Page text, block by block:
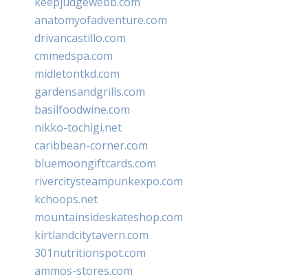
anatomyofadventure.com
drivancastillo.com
cmmedspa.com
midletontkd.com
gardensandgrills.com
basilfoodwine.com
nikko-tochigi.net
caribbean-corner.com
bluemoongiftcards.com
rivercitysteampunkexpo.com
kchoops.net
mountainsideskateshop.com
kirtlandcitytavern.com
301nutritionspot.com
ammos-stores.com